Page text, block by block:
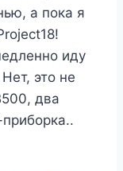
а пока я
иду
это не
два